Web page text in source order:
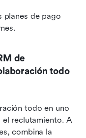
planes de pago
de
todo
todo en uno
reclutamiento. A
combina la